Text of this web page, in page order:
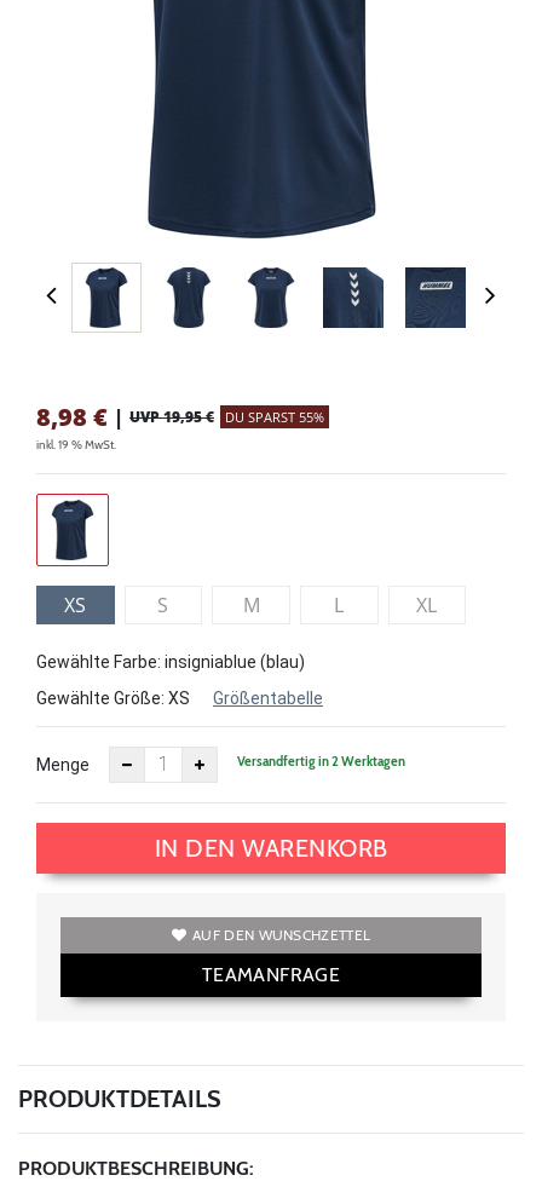
8,98 € | UVP 19,95 € DU SPARST 55%
inkl. 19 % MwSt.
XS S M L XL
Gewählte Farbe: insigniablue (blau)
Gewählte Größe: XS Größentabelle
Menge Versandfertig in 2 Werktagen
IN DEN WARENKORB
AUF DEN WUNSCHZETTEL
TEAMANFRAGE
PRODUKTDETAILS
PRODUKTBESCHREIBUNG: